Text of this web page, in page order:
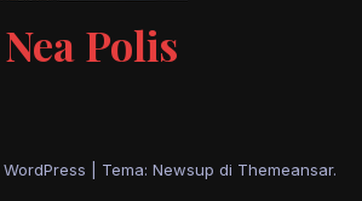
Nea Polis
Tema: Newsup di Themeansar.